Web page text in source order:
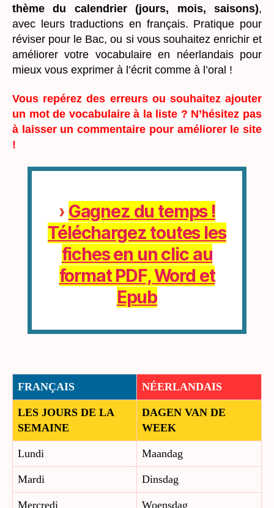
thème du calendrier (jours, mois, saisons),
avec leurs traductions en français. Pratique pour
réviser pour le Bac, ou si vous souhaitez enrichir et
améliorer votre vocabulaire en néerlandais pour
mieux vous exprimer à l’écrit comme à l’oral !
Vous repérez des erreurs ou souhaitez ajouter
un mot de vocabulaire à la liste ? N’hésitez pas
à laisser un commentaire pour améliorer le site
!
› Gagnez du temps !
Téléchargez toutes les
fiches en un clic au
format PDF, Word et
Epub
FRANÇAIS NÉERLANDAIS
LES JOURS DE LA
SEMAINE
DAGEN VAN DE
WEEK
Lundi Maandag
Mardi Dinsdag
Mercredi Woensdag